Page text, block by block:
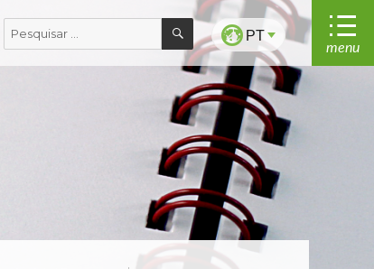
Pesquisar
por:
PESQUISAR
PT
menu